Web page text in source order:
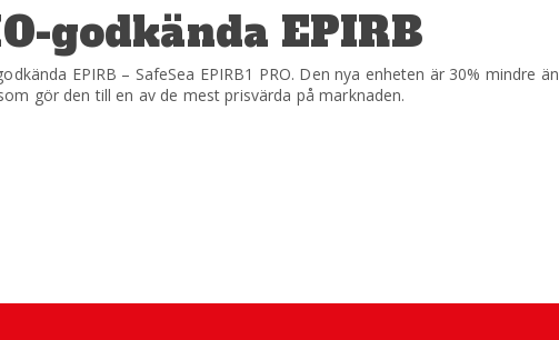
godkända EPIRB
EPIRB – SafeSea EPIRB1 PRO. Den nya enheten är 30% mindre än
gör den till en av de mest prisvärda på marknaden.